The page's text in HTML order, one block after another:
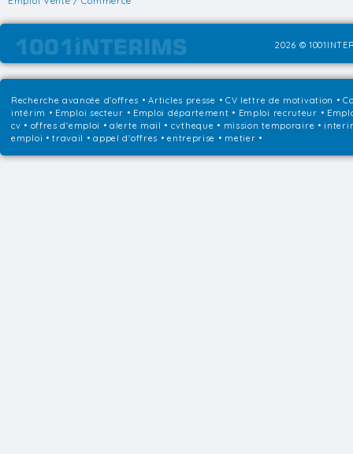
2026 ©
Recherche avancée d'offres •Articles presse • CV lettre de motivation •
intérim • Emploi secteur • Emploi département • Emploi recruteur •
cv • offres d'emploi • alerte mail • cvtheque • mission temporaire •
emploi • travail • appel d'offres • entreprise • metier •